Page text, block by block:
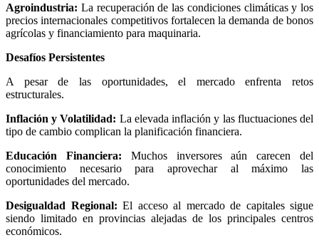
Agroindustria: La recuperación de las condiciones climáticas y los
precios internacionales competitivos fortalecen la demanda de bonos
agrícolas y financiamiento para maquinaria.
Desafíos Persistentes
A pesar de las oportunidades, el mercado enfrenta retos
estructurales.
Inflación y Volatilidad: La elevada inflación y las fluctuaciones del
tipo de cambio complican la planificación financiera.
Educación Financiera: Muchos inversores aún carecen del
conocimiento necesario para aprovechar al máximo las
oportunidades del mercado.
Desigualdad Regional: El acceso al mercado de capitales sigue
siendo limitado en provincias alejadas de los principales centros
económicos.